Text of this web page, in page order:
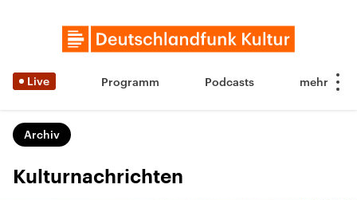
Live Programm Podcasts
Archiv
Kulturnachrichten